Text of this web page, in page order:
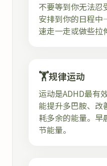
不要等到你无法忍
安排到你的日程
速走一走或做些拉
🏋️规律运动
运动是ADHD最有
能提升多巴胺、改
耗多余的能量。早
节能量。